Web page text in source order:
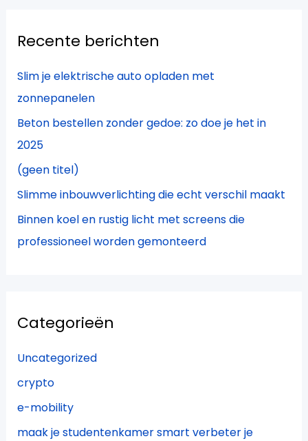
n
:
Recente berichten
Slim je elektrische auto opladen met
zonnepanelen
Beton bestellen zonder gedoe: zo doe je het in
2025
(geen titel)
Slimme inbouwverlichting die echt verschil maakt
Binnen koel en rustig licht met screens die
professioneel worden gemonteerd
Categorieën
Uncategorized
crypto
e-mobility
maak je studentenkamer smart verbeter je